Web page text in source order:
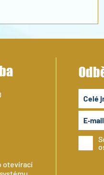
V TÝDNU PRO
otevírací